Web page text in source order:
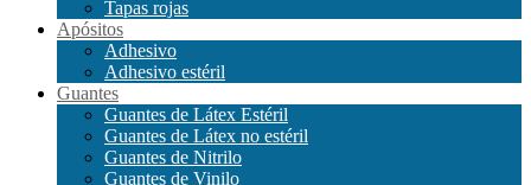
Tapas rojas
Apósitos
Adhesivo
Adhesivo estéril
Guantes
Guantes de Látex Estéril
Guantes de Látex no estéril
Guantes de Nitrilo
Guantes de Vinilo